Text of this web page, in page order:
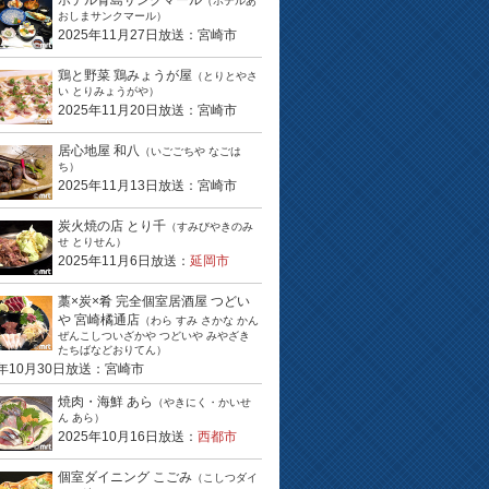
おしまサンクマール）
2025年11月27日放送：宮崎市
鶏と野菜 鶏みょうが屋 （とりとやさ
い とりみょうがや）
2025年11月20日放送：宮崎市
居心地屋 和八 （いごごちや なごは
ち）
2025年11月13日放送：宮崎市
炭火焼の店 とり千 （すみびやきのみ
せ とりせん）
2025年11月6日放送： 延岡市
藁×炭×肴 完全個室居酒屋 つどい
や 宮崎橘通店 （わら すみ さかな かん
ぜんこしついざかや つどいや みやざき
たちばなどおりてん）
10月30日放送：宮崎市
焼肉・海鮮 あら
（やきにく・かいせ
ん あら）
2025年10月16日放送： 西都市
個室ダイニング こごみ （こしつダイ